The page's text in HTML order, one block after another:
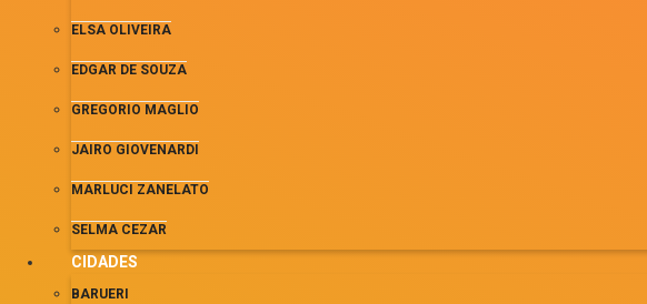
ELSA OLIVEIRA
EDGAR DE SOUZA
GREGORIO MAGLIO
JAIRO GIOVENARDI
MARLUCI ZANELATO
SELMA CEZAR
CIDADES
BARUERI